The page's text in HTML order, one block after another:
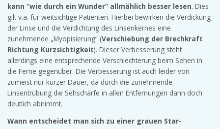
kann “wie durch ein Wunder” allmählich besser lesen. Dies
gilt v.a. für weitsichtige Patienten. Hierbei bewirken die Verdickung
der Linse und die Verdichtung des Linsenkernes eine
zunehmende „Myopisierung“ (Verschiebung der Brechkraft
Richtung Kurzsichtigkeit). Dieser Verbesserung steht
allerdings eine entsprechende Verschlechterung beim Sehen in
die Ferne gegenüber. Die Verbesserung ist auch leider von
zumeist nur kurzer Dauer, da durch die zunehmende
Linsentrübung die Sehschärfe in allen Entfernungen dann doch
deutlich abnimmt.
Wann entscheidet man sich zu einer grauen Star-